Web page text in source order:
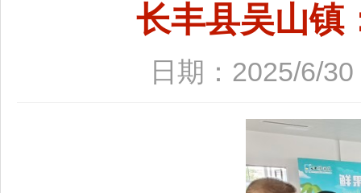
长丰县吴山镇
日期：2025/6/